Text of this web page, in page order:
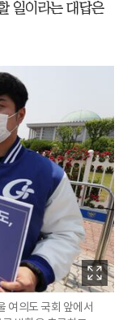
일이라는 대답은
여의도 국회 앞에서